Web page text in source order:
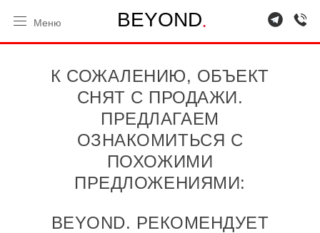
BEYOND.
Меню
К СОЖАЛЕНИЮ, ОБЪЕКТ
СНЯТ С ПРОДАЖИ.
ПРЕДЛАГАЕМ
ОЗНАКОМИТЬСЯ С
ПОХОЖИМИ
ПРЕДЛОЖЕНИЯМИ:
BEYOND. РЕКОМЕНДУЕТ